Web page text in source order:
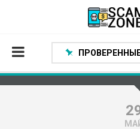
Проверенные способы